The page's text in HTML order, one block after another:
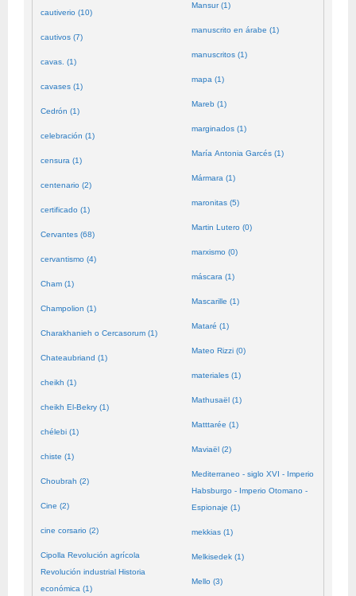
cautiverio (10)
cautivos (7)
cavas. (1)
cavases (1)
Cedrón (1)
celebración (1)
censura (1)
centenario (2)
certificado (1)
Cervantes (68)
cervantismo (4)
Cham (1)
Champolion (1)
Charakhanieh o Cercasorum (1)
Chateaubriand (1)
cheikh (1)
cheikh El-Bekry (1)
chélebi (1)
chiste (1)
Choubrah (2)
Cine (2)
cine corsario (2)
Cipolla Revolución agrícola
Revolución industrial Historia
económica (1)
Mansur (1)
manuscrito en árabe (1)
manuscritos (1)
mapa (1)
Mareb (1)
marginados (1)
María Antonia Garcés (1)
Mármara (1)
maronitas (5)
Martin Lutero (0)
marxismo (0)
máscara (1)
Mascarille (1)
Mataré (1)
Mateo Rizzi (0)
materiales (1)
Mathusaël (1)
Matttarée (1)
Maviaël (2)
Mediterraneo - siglo XVI - Imperio
Habsburgo - Imperio Otomano -
Espionaje (1)
mekkias (1)
Melkisedek (1)
Mello (3)